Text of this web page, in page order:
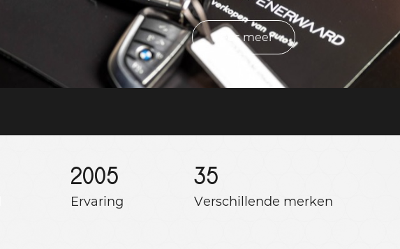
Lees meer
2005
Ervaring
35
Verschillende merken